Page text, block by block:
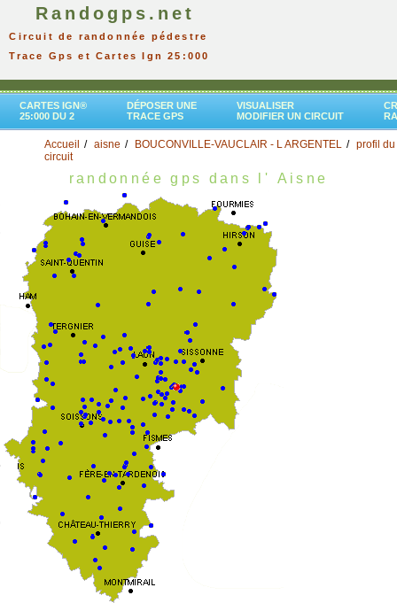
Randogps.net
Circuit de randonnée pédestre
Trace Gps et Cartes Ign 25:000
CARTES IGN®
25:000 DU 2
DÉPOSER UNE
TRACE GPS
VISUALISER
MODIFIER UN CIRCUIT
Accueil aisne BOUCONVILLE-VAUCLAIR - L ARGENTEL
profil du
circuit
randonnée gps dans l' Aisne